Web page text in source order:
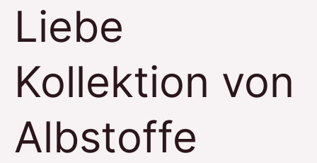
Liebe
Kollektion von
Albstoffe